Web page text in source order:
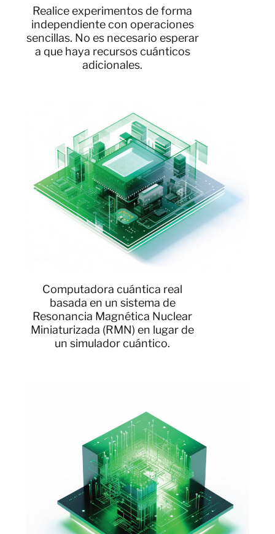
Realice experimentos de forma
independiente con operaciones
sencillas. No es necesario esperar
a que haya recursos cuánticos
adicionales.
Computadora cuántica real
basada en un sistema de
Resonancia Magnética Nuclear
Miniaturizada (RMN) en lugar de
un simulador cuántico.